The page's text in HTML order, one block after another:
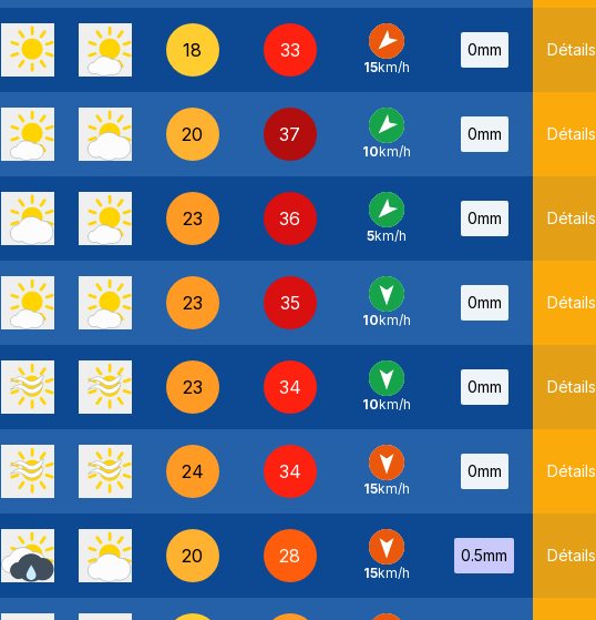
18 33
NE -
15km/h
0mm Détails
20 37
NE -
10km/h
0mm Détails
23 36
NE
5km/h
0mm Détails
23 35
N -
10km/h
0mm Détails
23 34
N -
10km/h
0mm Détails
24 34
N -
15km/h
0mm Détails
20 28
N -
15km/h
0.5mm Détails